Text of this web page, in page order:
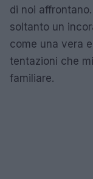
di noi
soltanto un
come una vera
tentazioni che
familiare.